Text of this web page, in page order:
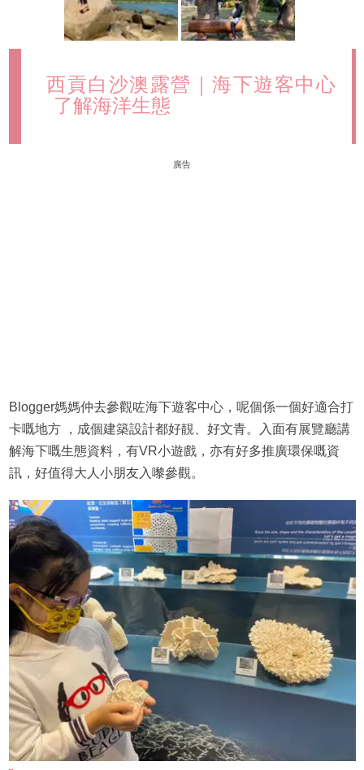
西貢白沙澳露營｜海下遊客中心
了解海洋生態
廣告
Blogger媽媽仲去參觀咗海下遊客中心，呢個係一個好適合打
卡嘅地方 ，成個建築設計都好靚、好文青。入面有展覽廳講
解海下嘅生態資料，有VR小遊戲，亦有好多推廣環保嘅資
訊，好值得大人小朋友入嚟參觀。